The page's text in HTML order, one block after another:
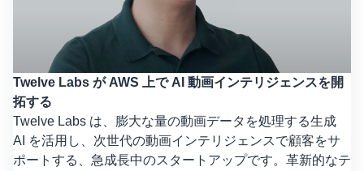
Twelve Labs が AWS 上で AI 動画インテリジェンスを開
拓する
Twelve Labs は、膨大な量の動画データを処理する生成
AI を活用し、次世代の動画インテリジェンスで顧客をサ
ポートする、急成長中のスタートアップです。革新的なテ